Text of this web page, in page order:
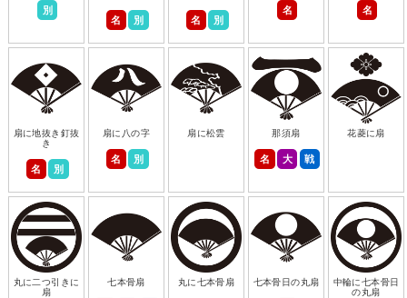
別
名 別 名 別
名 名
扇に地抜き釘抜
き
名 別
扇に八の字
名 別
扇に松雲 那須扇
名 大 戦
花菱に扇
丸に二つ引きに
扇
七本骨扇 丸に七本骨扇 七本骨日の丸扇
中輪に七本骨日
の丸扇